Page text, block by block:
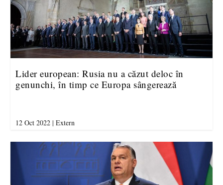
Lider european: Rusia nu a căzut deloc în
genunchi, în timp ce Europa sângerează
12 Oct 2022 |Extern